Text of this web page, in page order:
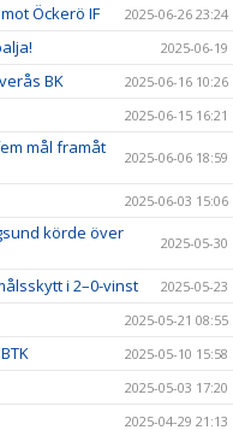
Öckerö IF 2025-06-26 23:24
2025-06-19
BK 2025-06-16 10:26
2025-06-15 16:21
mål framåt
2025-06-06 18:59
2025-06-03 15:06
körde över
2025-05-30
i 2–0-vinst 2025-05-23
2025-05-21 08:55
2025-05-10 15:58
2025-05-03 17:20
2025-04-29 21:13